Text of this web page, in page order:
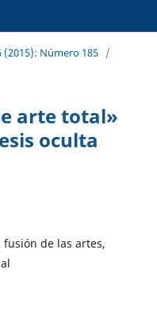
(2015): Número 185 /
arte total»
oculta
de las artes,